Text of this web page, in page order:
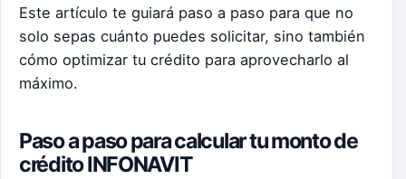
Este artículo te guiará paso a paso para que no
solo sepas cuánto puedes solicitar, sino también
cómo optimizar tu crédito para aprovecharlo al
máximo.
Paso a paso para calcular tu monto de
crédito INFONAVIT